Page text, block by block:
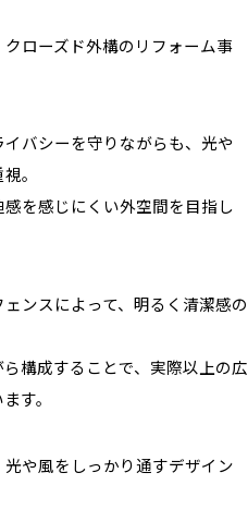
ローズド外構のリフォーム事
バシーを守りながらも、光や
。
を感じにくい外空間を目指し
ンスによって、明るく清潔感の
構成することで、実際以上の広
す。
や風をしっかり通すデザイン